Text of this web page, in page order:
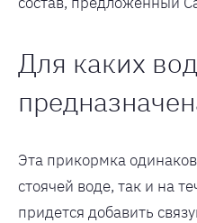
Для каких
Эта прикормка
стоячей воде, так и на
придется добавить